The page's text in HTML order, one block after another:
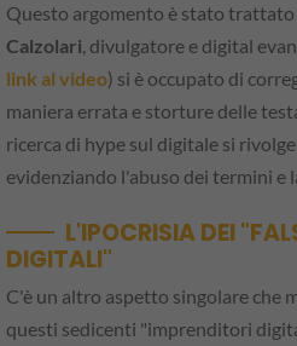
Questo argomento è stato trattato
Calzolari, divulgatore e digital
link al video) si è occupato di
maniera errata e storture delle
ricerca di hype sul digitale si
evidenziando l'abuso dei termini e
L'IPOCRISIA DEI
DIGITALI"
C'è un altro aspetto singolare che
questi sedicenti "imprenditori